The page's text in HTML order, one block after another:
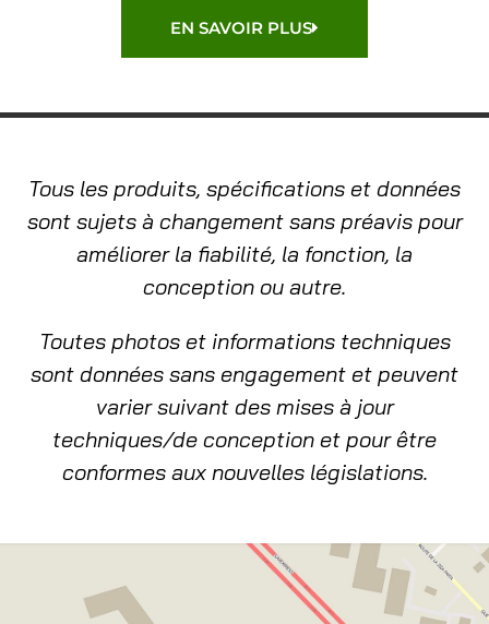
EN SAVOIR PLUS
Tous les produits, spécifications et données
sont sujets à changement sans préavis pour
améliorer la fiabilité, la fonction, la
conception ou autre.
Toutes photos et informations techniques
sont données sans engagement et peuvent
varier suivant des mises à jour
techniques/de conception et pour être
conformes aux nouvelles législations.